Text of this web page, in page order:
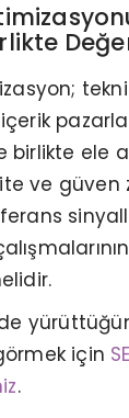
ele
ve
için
.